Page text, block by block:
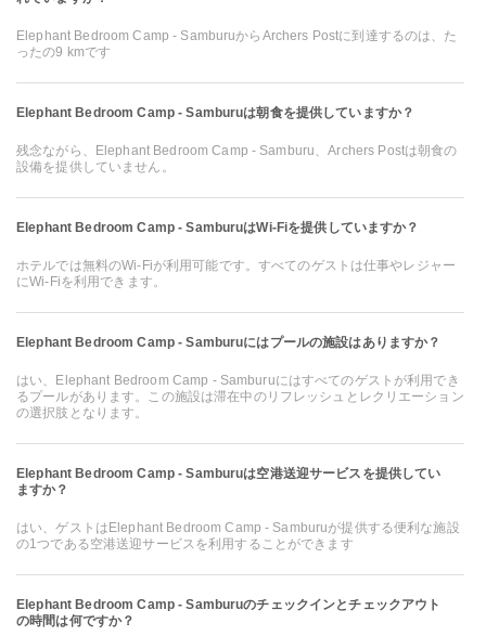
Elephant Bedroom Camp - SamburuからArchers Postに到達するのは、た
ったの9 kmです
Elephant Bedroom Camp - Samburuは朝食を提供していますか？
残念ながら、Elephant Bedroom Camp - Samburu、Archers Postは朝食の
設備を提供していません。
Elephant Bedroom Camp - SamburuはWi-Fiを提供していますか？
ホテルでは無料のWi-Fiが利用可能です。すべてのゲストは仕事やレジャー
にWi-Fiを利用できます。
Elephant Bedroom Camp - Samburuにはプールの施設はありますか？
はい、Elephant Bedroom Camp - Samburuにはすべてのゲストが利用でき
るプールがあります。この施設は滞在中のリフレッシュとレクリエーション
の選択肢となります。
Elephant Bedroom Camp - Samburuは空港送迎サービスを提供してい
ますか？
はい、ゲストはElephant Bedroom Camp - Samburuが提供する便利な施設
の1つである空港送迎サービスを利用することができます
Elephant Bedroom Camp - Samburuのチェックインとチェックアウト
の時間は何ですか？